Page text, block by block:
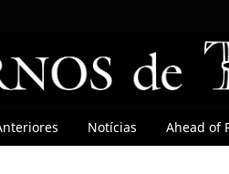
Notícias Ahead of